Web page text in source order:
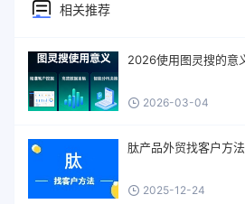
相关推荐
2026使用图灵搜的意
2026-03-04
肽产品外贸找客户方法
2025-12-24